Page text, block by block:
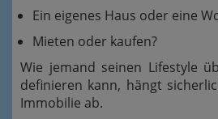
Ein eigenes Haus oder eine
Mieten oder kaufen?
Wie jemand seinen Lifestyle
definieren kann, hängt
Immobilie ab.